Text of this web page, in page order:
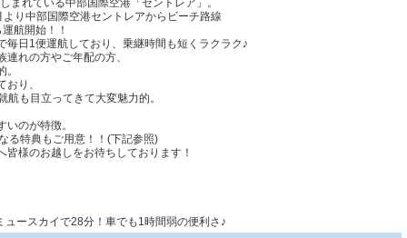
れている中部国際空港「セントレア」。
り中部国際空港セントレアからビーチ路線
航開始！！
日1便運航しており、乗継時間も短くラクラク♪
れの方やご年配の方、
り、
も目立ってきて大変魅力的。
のが特徴。
る特典もご用意！！(下記参照)
様のお越しをお待ちしております！